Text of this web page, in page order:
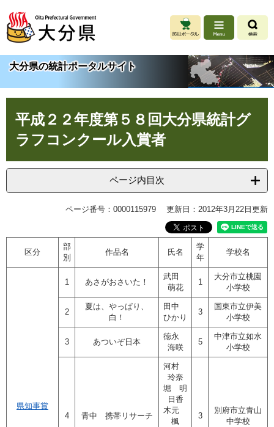
ジ
先
頭
す
ュ
を
飛
し
大分県の統計ポータルサイト
平成２２年度第５８回大分県統計グ
ラフコンクール入賞者
ページ内目次
ページ番号：0000115979 更新日：2012年3月22日更新
区分
部
別
作品名 氏名
学
年
学校名
県知事賞
1 あさがおさいた！
武田
萌花
1
大分市立桃園
小学校
2
夏は、やっぱり、
白！
田中
ひかり
3
国東市立伊美
小学校
3 あついぞ日本
徳永
海咲
5
中津市立如水
小学校
4 青中 携帯リサーチ
河村
玲奈
堀 明
日香
木元
楓
3
別府市立青山
中学校